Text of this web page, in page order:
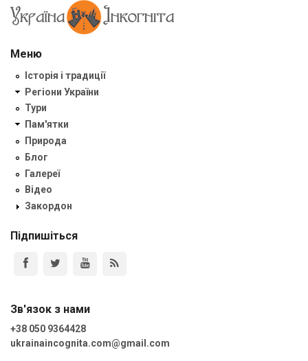
Меню
Історія і традиції
Регіони України
Тури
Пам'ятки
Природа
Блог
Галереї
Відео
Закордон
Підпишіться
Зв'язок з нами
+38 050 9364428
ukrainaincognita.com@gmail.com